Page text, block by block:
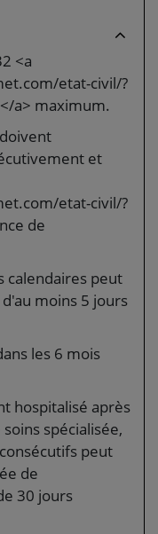
<a
etat-civil/?
a> maximum.
et
etat-civil/?
de
calendaires peut
moins 5 jours
les 6 mois
hospitalisé après
spécialisée,
peut
de
30 jours